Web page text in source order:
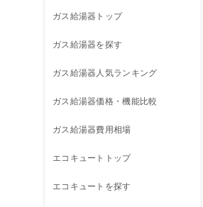
ガス給湯器トップ
ガス給湯器を探す
ガス給湯器人気ランキング
ガス給湯器価格・機能比較
ガス給湯器費用相場
エコキュートトップ
エコキュートを探す